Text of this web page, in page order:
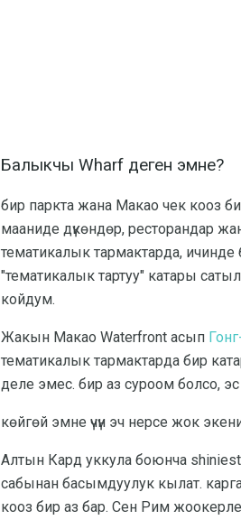
Балыкчы Wharf деген эмне?
бир паркта жана Макао чек кооз
мааниде дүкөндөр, ресторандар
тематикалык тармактарда,
"тематикалык тартуу" катары
койдум.
Жакын Макао Waterfront асып
тематикалык тармактарда бир
деле эмес. бир аз суроом болсо,
көйгөй эмне үчүн эч нерсе жок
Алтын Кард уккула боюнча shiniest
сабынан басымдуулук кылат.
кооз бир аз бар. Сен Рим